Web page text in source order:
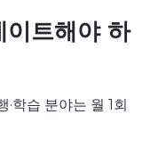
트해야 하
·학습 분야는 월 1회